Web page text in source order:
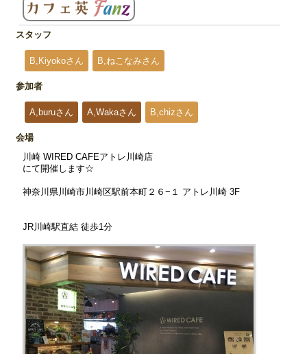
スタッフ
B,Kiyokoさん B,ねこなみさん
参加者
A,buruさん A,Wakaさん B,chizさん
会場
川崎 WIRED CAFEアトレ川崎店
にて開催します☆
神奈川県川崎市川崎区駅前本町２６−１ アトレ川崎 3F
JR川崎駅直結 徒歩1分